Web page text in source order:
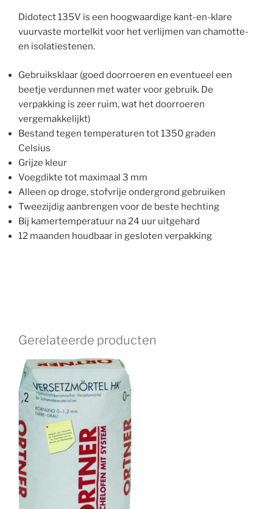
Didotect 135V is een hoogwaardige kant-en-klare
vuurvaste mortelkit voor het verlijmen van chamotte-
en isolatiestenen.
Gebruiksklaar (goed doorroeren en eventueel een
beetje verdunnen met water voor gebruik. De
verpakking is zeer ruim, wat het doorroeren
vergemakkelijkt)
Bestand tegen temperaturen tot 1350 graden
Celsius
Grijze kleur
Voegdikte tot maximaal 3 mm
Alleen op droge, stofvrije ondergrond gebruiken
Tweezijdig aanbrengen voor de beste hechting
Bij kamertemperatuur na 24 uur uitgehard
12 maanden houdbaar in gesloten verpakking
Gerelateerde producten